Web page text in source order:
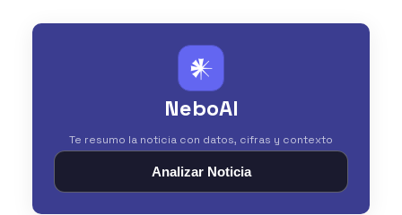
𒀭
NeboAI
Te resumo la noticia con datos, cifras y contexto
Analizar Noticia